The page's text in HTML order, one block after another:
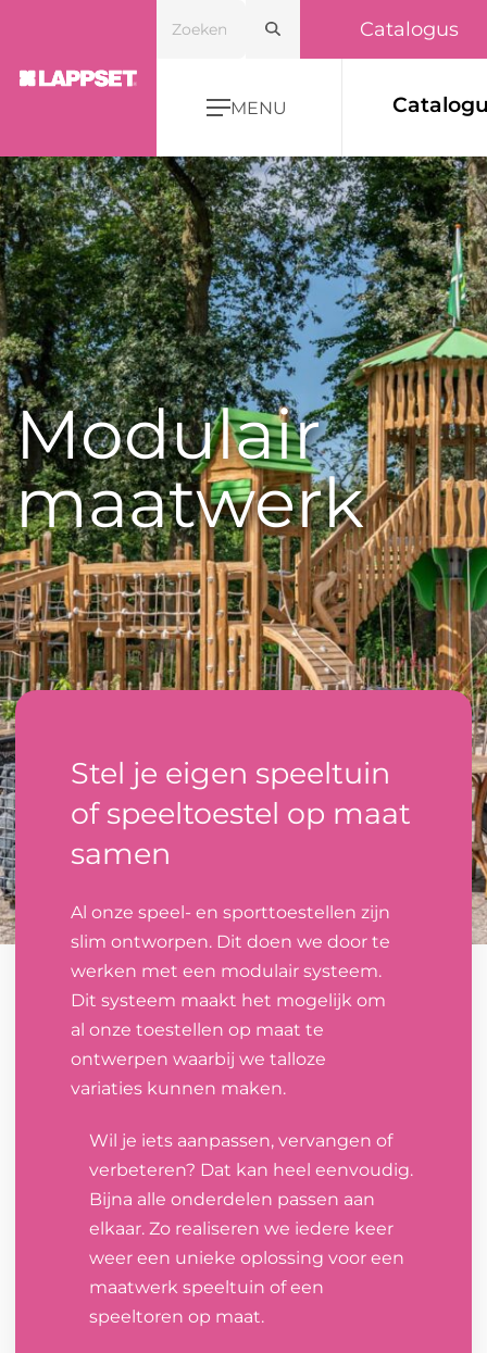
Catalogus
MENU
Modulair
maatwerk
Stel je eigen speeltuin
of speeltoestel op maat
samen
Al onze speel- en sporttoestellen zijn
slim ontworpen. Dit doen we door te
werken met een modulair systeem.
Dit systeem maakt het mogelijk om
al onze toestellen op maat te
ontwerpen waarbij we talloze
variaties kunnen maken.
Wil je iets aanpassen, vervangen of
verbeteren? Dat kan heel eenvoudig.
Bijna alle onderdelen passen aan
elkaar. Zo realiseren we iedere keer
weer een unieke oplossing voor een
maatwerk speeltuin of een
speeltoren op maat.